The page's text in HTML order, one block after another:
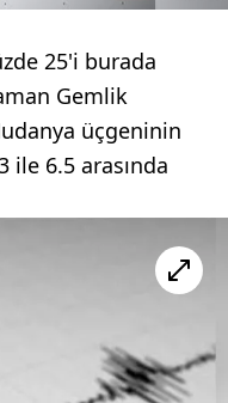
25'i burada
Gemlik
üçgeninin
6.5 arasında